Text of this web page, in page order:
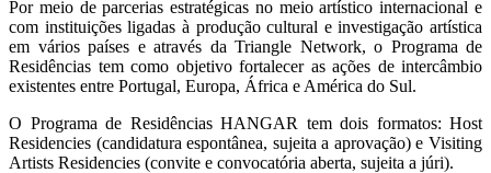
Por meio de parcerias estratégicas no meio artístico internacional e
com instituições ligadas à produção cultural e investigação artística
em vários países e através da Triangle Network, o Programa de
Residências tem como objetivo fortalecer as ações de intercâmbio
existentes entre Portugal, Europa, África e América do Sul.
O Programa de Residências HANGAR tem dois formatos: Host
Residencies (candidatura espontânea, sujeita a aprovação) e Visiting
Artists Residencies (convite e convocatória aberta, sujeita a júri).